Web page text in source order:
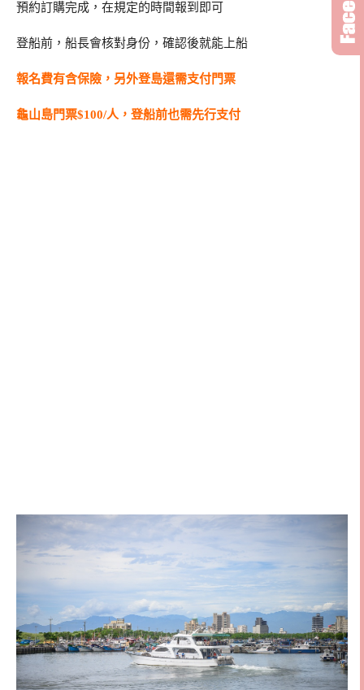
預約訂購完成，在規定的時間報到即可
登船前，船長會核對身份，確認後就能上船
報名費有含保險，另外登島還需支付門票
龜山島門票$100/人，登船前也需先行支付